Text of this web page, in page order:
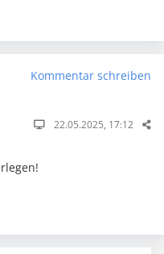
Kommentar schreiben
22.05.2025, 17:12